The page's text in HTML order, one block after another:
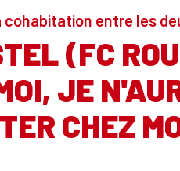
cohabitation entre les
(FC
JE
CHEZ